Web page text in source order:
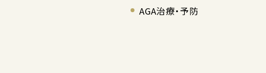
AGA治療・予防